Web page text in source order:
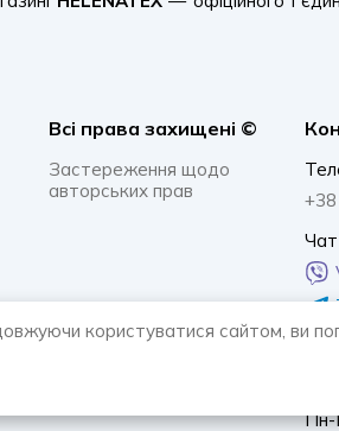
Всi права захищенi ©
Застереження щодо
авторських прав
Пн-
користуватися сайтом, ви